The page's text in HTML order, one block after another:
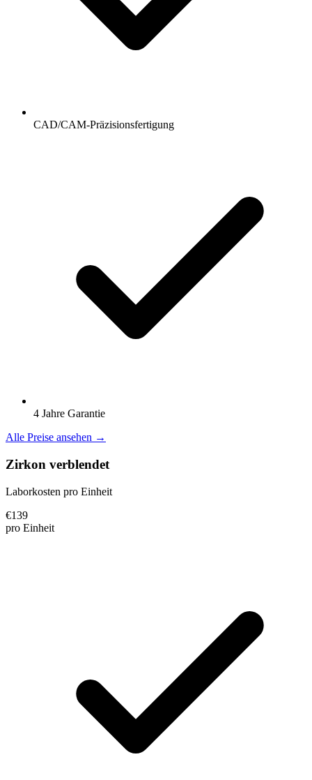
CAD/CAM-Präzisionsfertigung
4 Jahre Garantie
Alle Preise ansehen →
Zirkon verblendet
Laborkosten pro Einheit
€139
pro Einheit